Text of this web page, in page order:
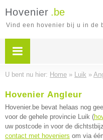
Hovenier .be
Vind een hovenier bij u in de
U bent nu hier: Home » Luik »
Hovenier Angleur
Hovenier.be bevat helaas nog
voor de gehele provincie Luik (
uw postcode in voor de
contact met hoveniers om via